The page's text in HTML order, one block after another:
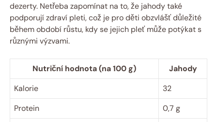
dezerty. Netřeba zapomínat na to, že jahody také
podporují zdraví pleti, což je pro děti obzvlášť důležité
během období růstu, kdy se jejich pleť může potýkat s
různými výzvami.
Nutriční hodnota (na 100 g)
Jahody
Kalorie
32
Protein
0,7 g